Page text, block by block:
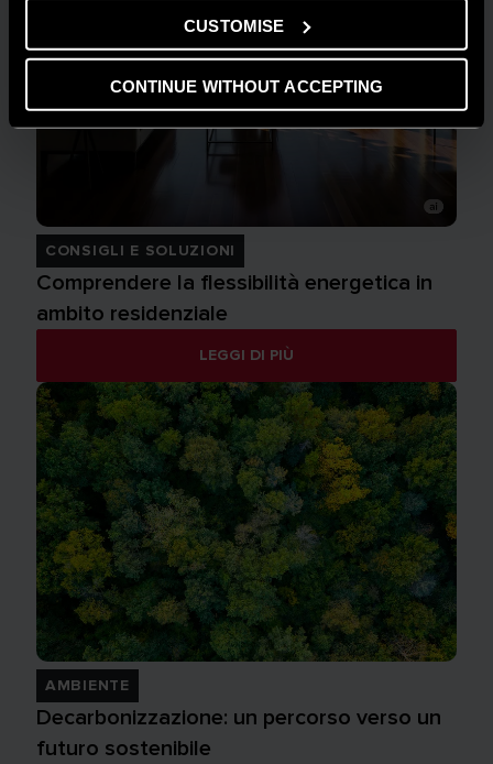
CUSTOMISE
CONTINUE WITHOUT ACCEPTING
CONSIGLI E SOLUZIONI
Comprendere la flessibilità energetica in
ambito residenziale
LEGGI DI PIÙ
AMBIENTE
Decarbonizzazione: un percorso verso un
futuro sostenibile